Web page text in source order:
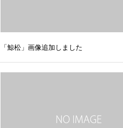
「鯨松」画像追加しました